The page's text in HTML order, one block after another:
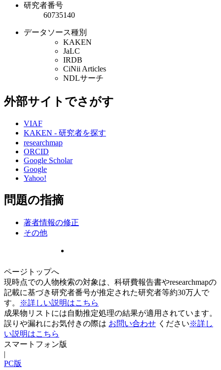
研究者番号
60735140
データソース種別
KAKEN
JaLC
IRDB
CiNii Articles
NDLサーチ
外部サイトでさがす
VIAF
KAKEN - 研究者を探す
researchmap
ORCID
Google Scholar
Google
Yahoo!
問題の指摘
著者情報の修正
その他
ページトップへ
現時点での人物検索の対象は、科研費報告書やresearchmapの
記載に基づき研究者番号が推定された研究者等約30万人で
す。
※詳しい説明はこちら
成果物リストには自動推定処理の結果が適用されています。
誤りや漏れにお気付きの際は お問い合わせ ください※詳し
い説明はこちら
スマートフォン版
|
PC版